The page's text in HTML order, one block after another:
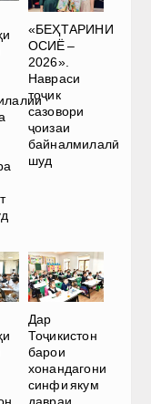
«БЕҲТАРИНИ
ОСИЁ –
2026».
Навраси
тоҷик
сазовори
ҷоизаи
байналмилалӣ
шуд
Дар
Тоҷикистон
барои
хонандагони
синфи якум